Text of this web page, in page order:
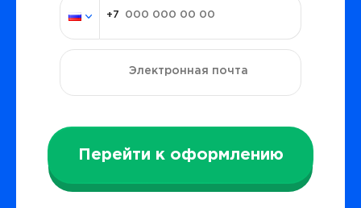
Перейти к оформлению